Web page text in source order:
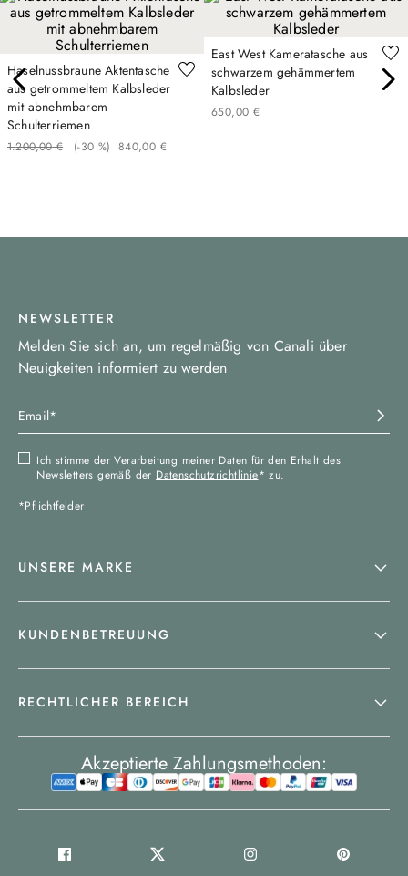
Haselnussbraune Aktentasche
aus getrommeltem Kalbsleder
mit abnehmbarem
Schulterriemen
1.200,00 € (-30 %) 840,00 €
East West Kameratasche aus
schwarzem gehämmertem
Kalbsleder
650,00 €
NEWSLETTER
Melden Sie sich an, um regelmäßig von Canali über
Neuigkeiten informiert zu werden
Ich stimme der Verarbeitung meiner Daten für den Erhalt des
Newsletters gemäß der Datenschutzrichtlinie* zu.
*Pflichtfelder
UNSERE MARKE
KUNDENBETREUUNG
RECHTLICHER BEREICH
Akzeptierte Zahlungsmethoden: